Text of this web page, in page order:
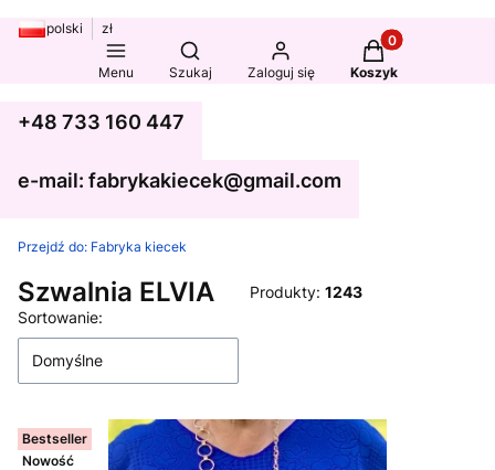
polski zł
Menu
Otwórz wyszukiwarkę
Szukaj Zaloguj się
Produkty w
Koszyk
+48 733 160 447
e-mail: fabrykakiecek@gmail.com
Przejdź do: Fabryka kiecek
Szwalnia ELVIA Produkty: 1243
Lista produktów
Sortowanie:
Domyślne
Bestseller
Nowość